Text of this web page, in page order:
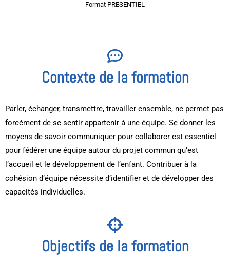
Format PRESENTIEL
Contexte de la formation
Parler, échanger, transmettre, travailler ensemble, ne permet pas
forcément de se sentir appartenir à une équipe. Se donner les
moyens de savoir communiquer pour collaborer est essentiel
pour fédérer une équipe autour du projet commun qu’est
l’accueil et le développement de l’enfant. Contribuer à la
cohésion d’équipe nécessite d’identifier et de développer des
capacités individuelles.
Objectifs de la formation